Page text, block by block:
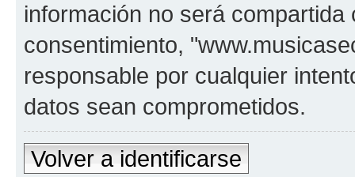
información no será
consentimiento,
responsable por cualquier
datos sean comprometidos.
Volver a identificarse